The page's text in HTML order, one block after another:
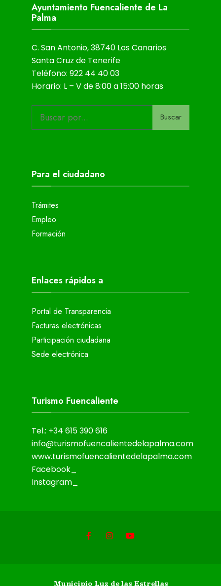
Ayuntamiento Fuencaliente de La
Palma
C. San Antonio, 38740 Los Canarios
Santa Cruz de Tenerife
Teléfono: 922 44 40 03
Horario: L – V de 8:00 a 15:00 horas
Buscar
Para el ciudadano
Trámites
Empleo
Formación
Enlaces rápidos a
Portal de Transparencia
Facturas electrónicas
Participación ciudadana
Sede electrónica
Turismo Fuencaliente
Tel.: +34 615 390 616
info@turismofuencalientedelapalma.com
www.turismofuencalientedelapalma.com
Facebook_
Instagram_
Municipio Luz de las Estrellas